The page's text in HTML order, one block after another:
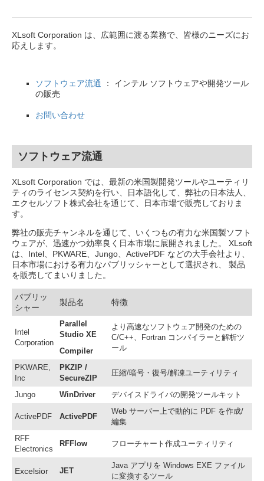
XLsoft Corporation は、広範囲に渡る業務で、皆様のニーズにお
応えします。
ソフトウェア流通
： インテル ソフトウェアや開発ツール
の販売
お問い合わせ
ソフトウェア流通
XLsoft Corporation では、最新の米国製開発ツールやユーティリ
ティのライセンス契約を行い、日本語化して、弊社の日本法人、
エクセルソフト株式会社を通じて、日本市場で販売しておりま
す。
弊社の販売チャンネルを通じて、いくつもの有力な米国製ソフト
ウェアが、迅速かつ効率良く日本市場に展開されました。 XLsoft
は、Intel、PKWARE、Jungo、ActivePDF などの大手会社より、
日本市場における有力なパブリッシャーとして選択され、 製品
を販売してまいりました。
パブリッ
シャー
製品名 特徴
Intel
Corporation
Parallel
Studio XE
より高速なソフトウェア開発のための
C/C++、Fortran コンパイラーと解析ツ
ール
Compiler
PKWARE,
Inc
PKZIP /
SecureZIP
圧縮/暗号・復号/解凍ユーティリティ
Jungo WinDriver デバイスドライバの開発ツールキット
ActivePDF ActivePDF
Web サーバー上で動的に PDF を作成/
編集
RFF
Electronics
RFFlow フローチャート作成ユーティリティ
Excelsior JET
Java アプリを Windows EXE ファイル
に変換するツール